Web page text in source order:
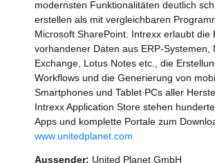
modernsten Funktionalitäten deutlich
erstellen als mit vergleichbaren
Microsoft SharePoint. Intrexx erlaubt die
vorhandener Daten aus ERP-Systemen,
Exchange, Lotus Notes etc., die
Workflows und die Generierung von
Smartphones und Tablet PCs aller
Intrexx Application Store stehen
Apps und komplette Portale zum
www.unitedplanet.com
Aussender: United Planet GmbH